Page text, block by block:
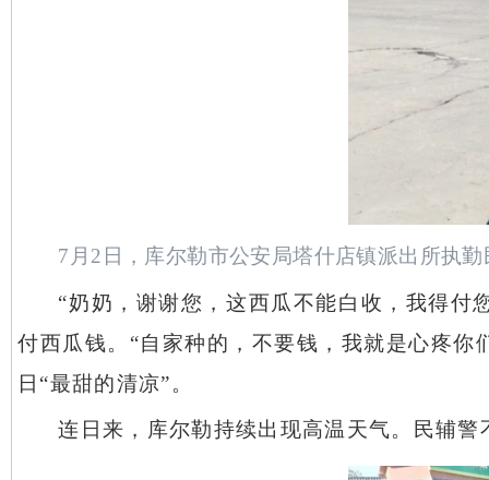
7月2日，库尔勒市公安局塔什店镇派出所执
“奶奶，谢谢您，这西瓜不能白收，我得付
付西瓜钱。“自家种的，不要钱，我就是心疼
日“最甜的清凉”。
连日来，库尔勒持续出现高温天气。民辅